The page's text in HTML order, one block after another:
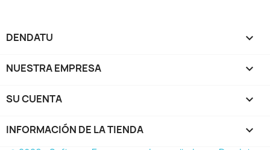
DENDATU 
NUESTRA EMPRESA 
SU CUENTA 
INFORMACIÓN DE LA TIENDA keyboard_arrow_down